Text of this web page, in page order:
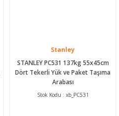
Stanley
STANLEY PC531 137kg 55x45cm
Dört Tekerli Yük ve Paket Taşıma
Arabası
Stok Kodu : xb_PC531